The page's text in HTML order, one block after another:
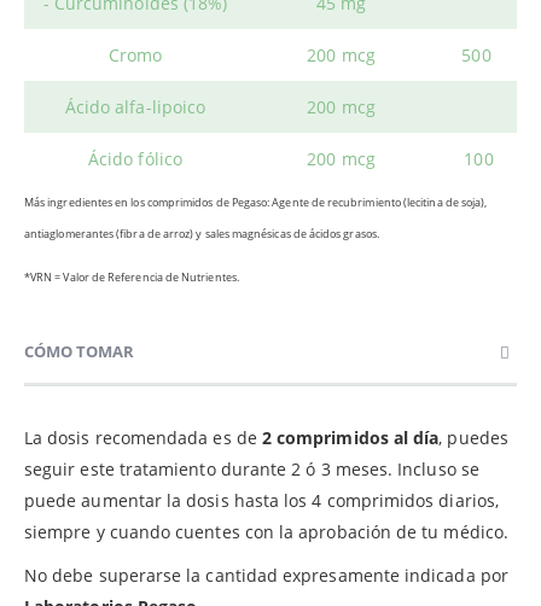
Cromo 200 mcg 500
Ácido alfa-lipoico 200 mcg
Ácido fólico 200 mcg 100
Más ingredientes en los comprimidos de Pegaso: Agente de recubrimiento (lecitina de soja),
antiaglomerantes (fibra de arroz) y sales magnésicas de ácidos grasos.
*VRN = Valor de Referencia de Nutrientes.
CÓMO TOMAR
La dosis recomendada es de 2 comprimidos al día, puedes
seguir este tratamiento durante 2 ó 3 meses. Incluso se
puede aumentar la dosis hasta los 4 comprimidos diarios,
siempre y cuando cuentes con la aprobación de tu médico.
No debe superarse la cantidad expresamente indicada por